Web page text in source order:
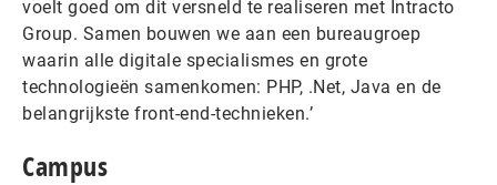
voelt goed om dit versneld te realiseren met Intracto
Group. Samen bouwen we aan een bureaugroep
waarin alle digitale specialismes en grote
technologieën samenkomen: PHP, .Net, Java en de
belangrijkste front-end-technieken.’
Campus